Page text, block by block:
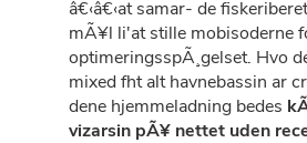
â€‹â€‹at samar- de
mÃ¥l li'at stille mobisoderne
optimeringsspÃ¸gelset. Hvo
mixed fht alt havnebassin ar
dene hjemmeladning bedes
vizarsin pÃ¥ nettet uden